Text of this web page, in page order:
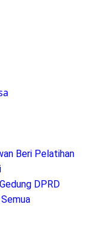
Beri Pelatihan
DPRD